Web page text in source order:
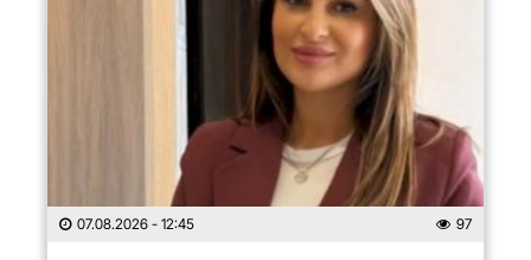
07.08.2026 - 12:45 97